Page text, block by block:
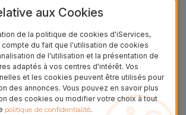
connexion est endommagé,
au remplacement de la
neuve. Le diagnostic est
aux Cookies
de la politique de cookies d'iServices,
du fait que l'utilisation de cookies
de l'utilisation et la présentation de
adaptés à vos centres d'intérêt. Vos
et les cookies peuvent être utilisés pour
des annonces. Vous pouvez en savoir plus
des cookies ou modifier votre choix à tout
politique de confidentialité.